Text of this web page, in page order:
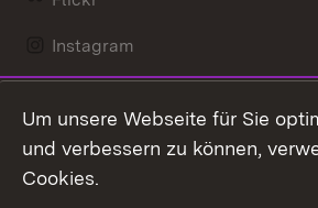
Instagram
Mastodon
Messenger
Um unsere Webseite für Sie
und verbessern zu können,
Cookies.